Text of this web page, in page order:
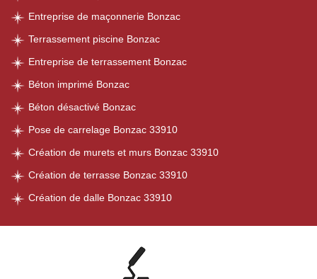
Entreprise de maçonnerie Bonzac
Terrassement piscine Bonzac
Entreprise de terrassement Bonzac
Béton imprimé Bonzac
Béton désactivé Bonzac
Pose de carrelage Bonzac 33910
Création de murets et murs Bonzac 33910
Création de terrasse Bonzac 33910
Création de dalle Bonzac 33910